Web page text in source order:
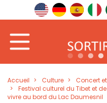
Accueil Culture
Concert
Festival culturel du Tibet et
vivre au bord du Lac Daumesnil